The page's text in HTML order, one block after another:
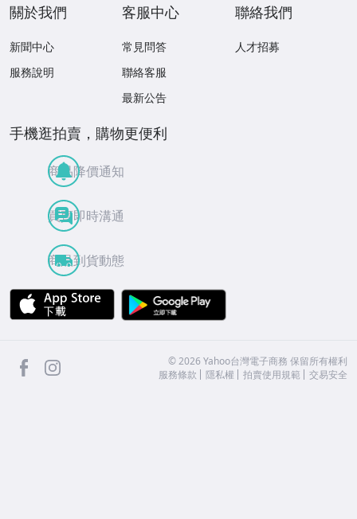
關於我們
新聞中心
服務說明
客服中心
常見問答
聯絡客服
最新公告
聯絡我們
人才招募
手機逛拍賣，購物更便利
商品降價通知
買賣即時溝通
商品到貨動態
APP Store
facebook ©2026 Yahoo台灣電子商務 保留所有權利
服務條款
隱私權 拍賣使用規範 交易安全